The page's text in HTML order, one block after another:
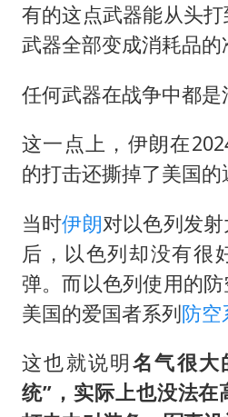
有的这点武器能从头
武器全部变成消耗品的
任何武器在战争中都是
这一点上，伊朗在
的打击还撕掉了美国的
当时伊朗对以色列发
后，以色列却没有很
弹。而以色列使用的
美国的爱国者系列防空
这也就说明名气很大
统”，实际上也没法在